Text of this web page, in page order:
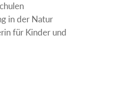
in der Natur
für Kinder und